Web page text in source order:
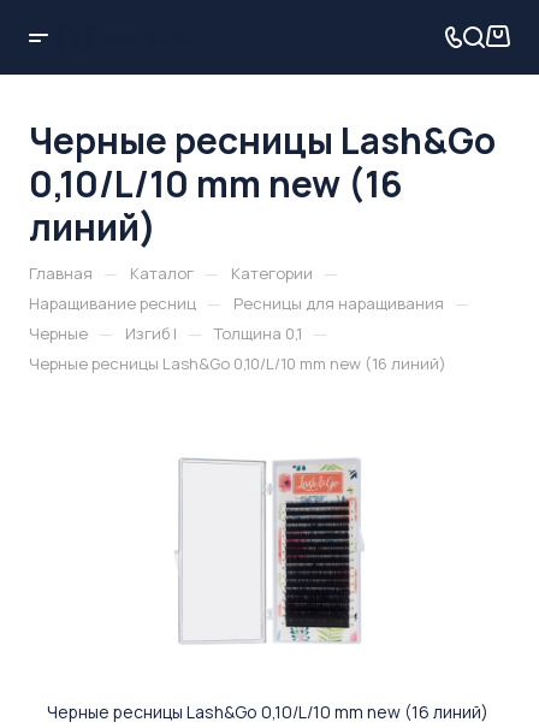
Черные ресницы Lash&Go
0,10/L/10 mm new (16
линий)
Главная — Каталог — Категории —
Наращивание ресниц — Ресницы для наращивания —
Черные — Изгиб l — Толщина 0,1 —
Черные ресницы Lash&Go 0,10/L/10 mm new (16 линий)
Черные ресницы Lash&Go 0,10/L/10 mm new (16 линий)